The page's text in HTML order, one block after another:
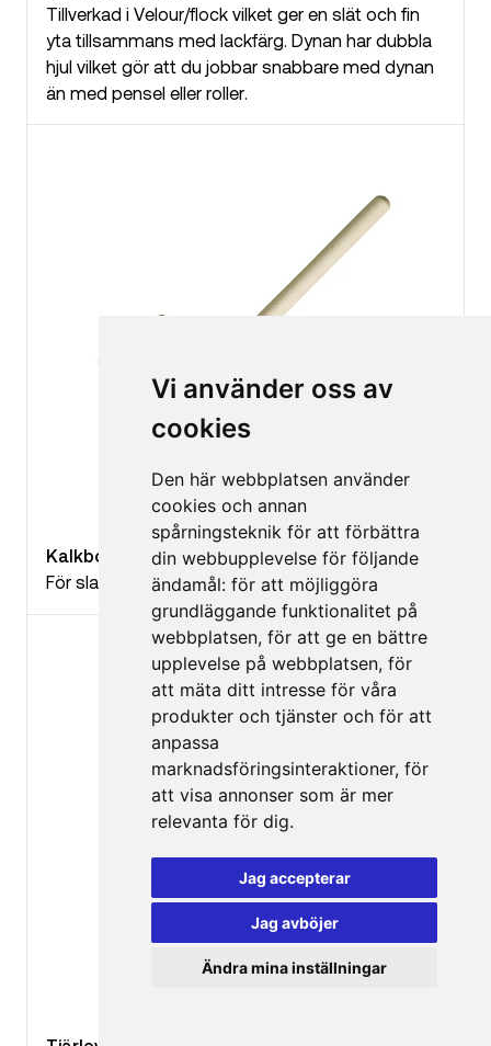
Vi använder oss av
cookies
Den här webbplatsen använder
cookies och annan
spårningsteknik för att förbättra
din webbupplevelse för följande
ändamål:för att möjliggöra
grundläggande funktionalitet på
webbplatsen,för att ge en bättre
upplevelse på webbplatsen,för
att mäta ditt intresse för våra
produkter och tjänster och för att
anpassa
marknadsföringsinteraktioner,för
att visa annonser som är mer
relevanta för dig.
Jag accepterar
Jag avböjer
Ändra mina inställningar
Tillverkad i Velour/flock vilket ger en slät och fin
yta tillsammans med lackfärg. Dynan har dubbla
hjul vilket gör att du jobbar snabbare med dynan
än med pensel eller roller.
Kalkborste
För slamning eller målning av kalkbaserade färger